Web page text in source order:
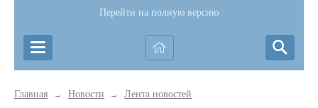
Перейти на полную версию
Главная → Новости → Лента новостей